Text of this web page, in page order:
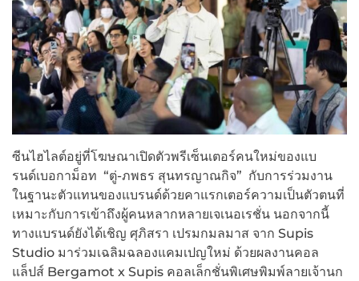
ซีนไฮไลต์อยู่ที่โฆษณาเปิดตัวพรีเซ็นเตอร์คนใหม่ของแบ
รนด์เบอกาม็อท “ตู่-ภพธร สุนทรญาณกิจ” กับการร่วมงาน
ในฐานะตัวแทนของแบรนด์ด้วยคาแรกเตอร์ความเป็นตัวตนที่
เหมาะกับการเข้าถึงผู้คนหลากหลายเจเนอเรชั่น นอกจากนี้
ทางแบรนด์ยังได้เชิญ ศุภิสรา เปรมกมลมาส จาก Supis
Studio มาร่วมเฉลิมฉลองแคมเปญใหม่ ด้วยผลงานคอล
แล็ปส์ Bergamot x Supis คอลเล็กชั่นพิเศษพิมพ์ลายเจ้านก